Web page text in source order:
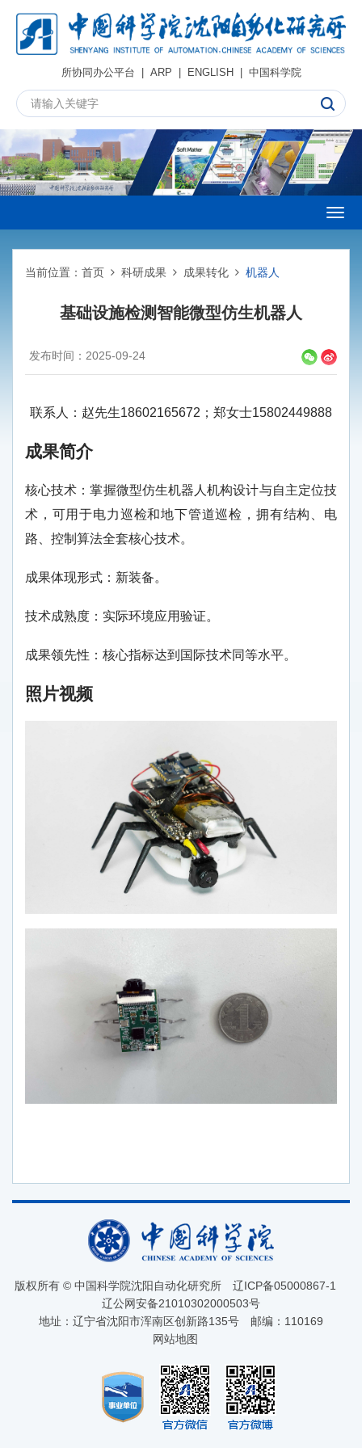
所协同办公平台 | ARP | ENGLISH| 中国科学院
当前位置： 首页 科研成果 成果转化 机器人
基础设施检测智能微型仿生机器人
发布时间：2025-09-24
联系人：赵先生18602165672；郑女士15802449888
成果简介
核心技术：掌握微型仿生机器人机构设计与自主定位技
术，可用于电力巡检和地下管道巡检，拥有结构、电
路、控制算法全套核心技术。
成果体现形式：新装备。
技术成熟度：实际环境应用验证。
成果领先性：核心指标达到国际技术同等水平。
照片视频
版权所有 © 中国科学院沈阳自动化研究所 辽ICP备05000867-1
辽公网安备21010302000503号
地址：辽宁省沈阳市浑南区创新路135号 邮编：110169
网站地图